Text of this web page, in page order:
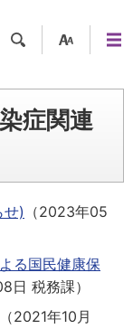
ツー
ル
ュー
症関連
) （2023年05
る国民健康保
日 税務課）
（2021年10月